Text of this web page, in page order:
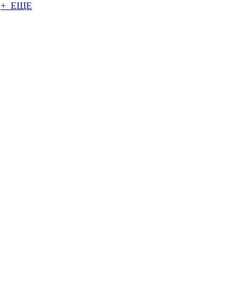
+ ЕЩЕ